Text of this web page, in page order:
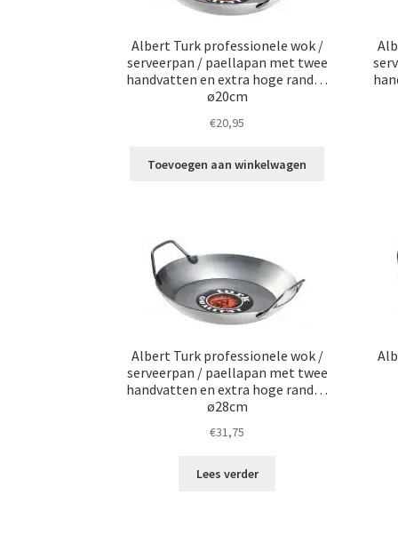
Albert Turk professionele wok /
serveerpan / paellapan met twee
handvatten en extra hoge rand…
ø20cm
€20,95
Toevoegen aan winkelwagen
Albert Turk professionele wok /
serveerpan / paellapan met twee
handvatten en extra hoge rand…
ø28cm
€31,75
Lees verder